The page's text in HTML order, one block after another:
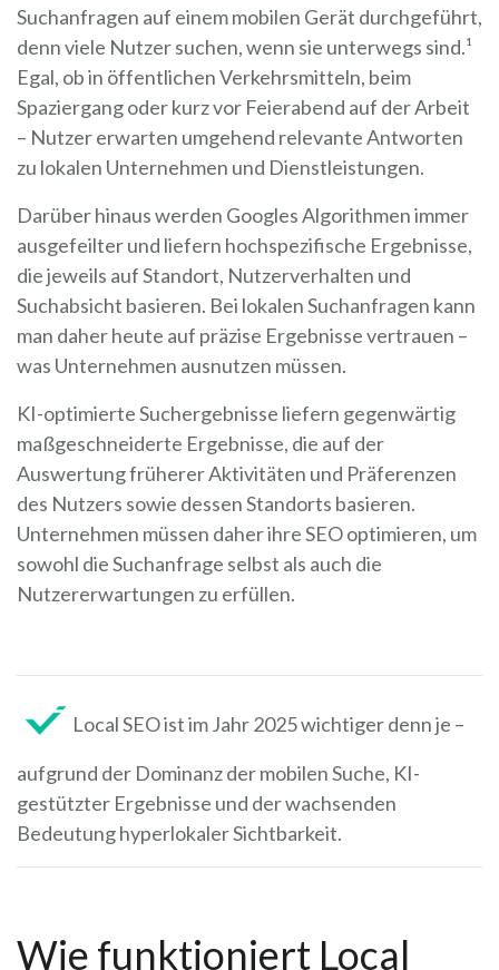
Suchanfragen auf einem mobilen Gerät durchgeführt,
denn viele Nutzer suchen, wenn sie unterwegs sind.¹
Egal, ob in öffentlichen Verkehrsmitteln, beim
Spaziergang oder kurz vor Feierabend auf der Arbeit
– Nutzer erwarten umgehend relevante Antworten
zu lokalen Unternehmen und Dienstleistungen.
Darüber hinaus werden Googles Algorithmen immer
ausgefeilter und liefern hochspezifische Ergebnisse,
die jeweils auf Standort, Nutzerverhalten und
Suchabsicht basieren. Bei lokalen Suchanfragen kann
man daher heute auf präzise Ergebnisse vertrauen –
was Unternehmen ausnutzen müssen.
KI-optimierte Suchergebnisse liefern gegenwärtig
maßgeschneiderte Ergebnisse, die auf der
Auswertung früherer Aktivitäten und Präferenzen
des Nutzers sowie dessen Standorts basieren.
Unternehmen müssen daher ihre SEO optimieren, um
sowohl die Suchanfrage selbst als auch die
Nutzererwartungen zu erfüllen.
Local SEO ist im Jahr 2025 wichtiger denn je –
aufgrund der Dominanz der mobilen Suche, KI-
gestützter Ergebnisse und der wachsenden
Bedeutung hyperlokaler Sichtbarkeit.
Wie funktioniert Local